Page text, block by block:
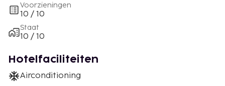
Voorzieningen
10 / 10
Staat
10 / 10
Hotelfaciliteiten
Airconditioning